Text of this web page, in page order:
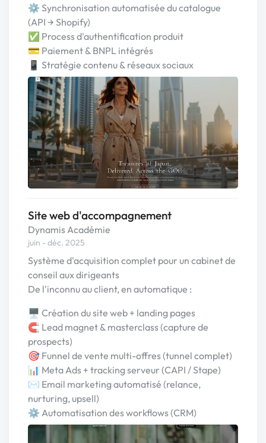
⚙️ Synchronisation automatisée du catalogue
(API → Shopify)
✅ Process d'authentification produit
💳 Paiement & BNPL intégrés
📱 Stratégie contenu & réseaux sociaux
Site web d'accompagnement
Dynamis Académie
juin - déc. 2025
Système d'acquisition complet pour un cabinet de
conseil aux dirigeants
De l'inconnu au client, en automatique :
🖥️ Création du site web + landing pages
🧲 Lead magnet & masterclass (capture de
prospects)
🎯 Funnel de vente multi-offres (tunnel complet)
📊 Meta Ads + tracking serveur (CAPI / Stape)
✉️ Email marketing automatisé (relance,
nurturing, upsell)
⚙️ Automatisation des workflows (CRM)